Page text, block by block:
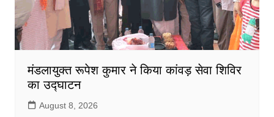
मंडलायुक्त रूपेश कुमार ने किया कांवड़ सेवा शिविर
का उद्घाटन
August 8, 2026